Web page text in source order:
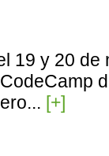
19 y 20 de
[+]